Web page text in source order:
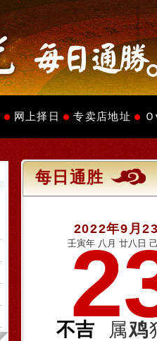
网上择日 专卖店地址
每日通胜
2022年9月
壬寅年 八月 廿八日
不吉 属鸡